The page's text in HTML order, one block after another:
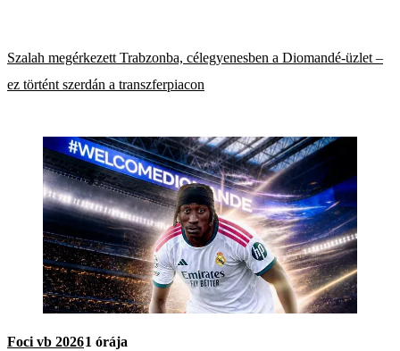
Szalah megérkezett Trabzonba, célegyenesben a Diomandé-üzlet –
ez történt szerdán a transzferpiacon
Foci vb 20261 órája